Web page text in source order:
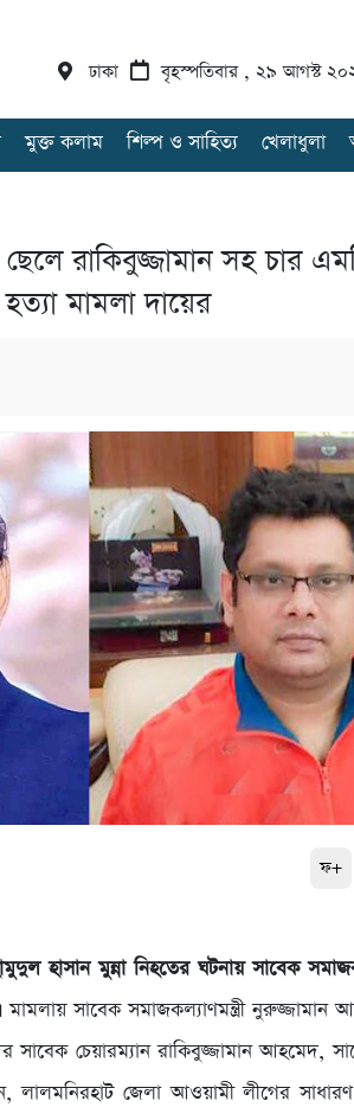
ঢাকা বৃহস্পতিবার , ২৯ আগস্ট
মুক্ত কলাম শিল্প ও সাহিত্য খেলাধুলা
ছেলে রাকিবুজ্জামান সহ চার
মামলা দায়ের
ফ+
হাসান মুন্না নিহতের ঘটনায় সাবেক
মামলায় সাবেক সমাজকল্যাণমন্ত্রী নুরুজ্জামান
চেয়ারম্যান রাকিবুজ্জামান আহমেদ,
লালমনিরহাট জেলা আওয়ামী লীগের